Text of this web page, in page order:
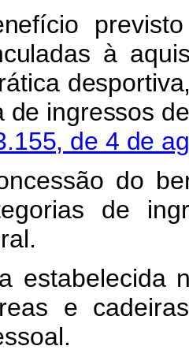
à
de ingressos
de 4 de
do
de
estabelecida
e